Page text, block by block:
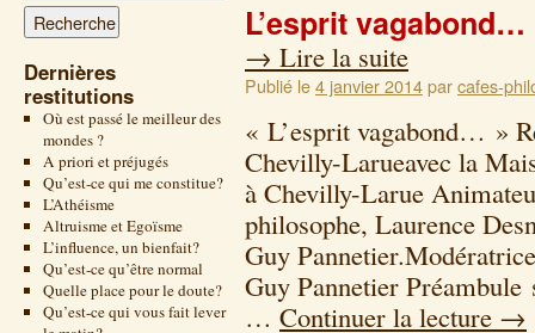
Dernières
restitutions
Où est passé le meilleur des
mondes ?
A priori et préjugés
Qu’est-ce qui me constitue?
L’Athéisme
Altruisme et Egoïsme
L’influence, un bienfait?
Qu’est-ce qu’être normal
Quelle place pour le doute?
Qu’est-ce qui vous fait lever
L’esprit vagabond…
→ Lire la suite
Publié le4 janvier 2014parcafes-
« L’esprit vagabond… »
Chevilly-Larueavec la
à Chevilly-Larue
philosophe, Laurence
Guy
Guy Pannetier
… Continuer la lecture →